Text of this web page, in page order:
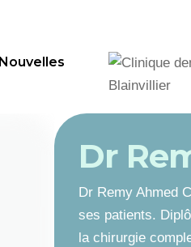
Nouvelles
Dr
Dr Remy Ahmed
ses patients.
la chirurgie